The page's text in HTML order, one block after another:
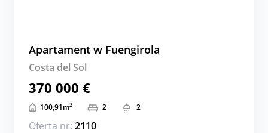
Apartament w Fuengirola
Costa del Sol
370 000 €
100,91m2 2 2
Oferta nr: 2110